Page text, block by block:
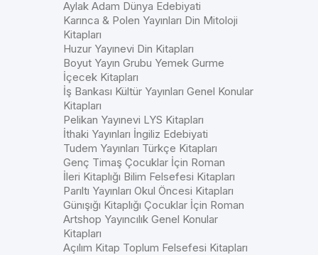
Aylak Adam Dünya Edebiyati
Karınca & Polen Yayınları Din Mitoloji
Kitapları
Huzur Yayınevi Din Kitapları
Boyut Yayın Grubu Yemek Gurme
İçecek Kitapları
İş Bankası Kültür Yayınları Genel Konular
Kitapları
Pelikan Yayınevi LYS Kitapları
İthaki Yayınları İngiliz Edebiyati
Tudem Yayınları Türkçe Kitapları
Genç Timaş Çocuklar İçin Roman
İleri Kitaplığı Bilim Felsefesi Kitapları
Parıltı Yayınları Okul Öncesi Kitapları
Günışığı Kitaplığı Çocuklar İçin Roman
Artshop Yayıncılık Genel Konular
Kitapları
Açılım Kitap Toplum Felsefesi Kitapları